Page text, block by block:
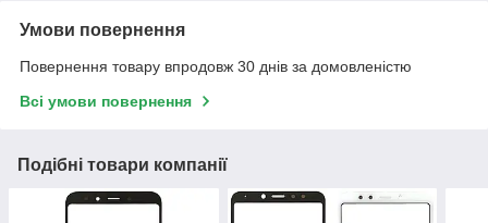
Умови повернення
Повернення товару впродовж 30 днів за домовленістю
Всі умови повернення
Подібні товари компанії